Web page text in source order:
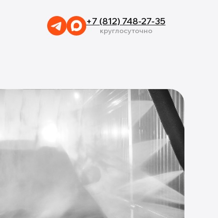
круглосуточно
+7 (812) 748-27-35